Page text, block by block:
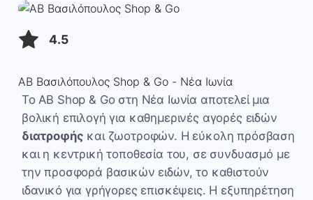
4.5
ΑΒ Βασιλόπουλος Shop & Go - Νέα Ιωνία
Το ΑΒ Shop & Go στη Νέα Ιωνία αποτελεί μια
βολική επιλογή για καθημερινές αγορές ειδών
διατροφής και ζωοτροφών. Η εύκολη πρόσβαση
και η κεντρική τοποθεσία του, σε συνδυασμό με
την προσφορά βασικών ειδών, το καθιστούν
ιδανικό για γρήγορες επισκέψεις. Η εξυπηρέτηση